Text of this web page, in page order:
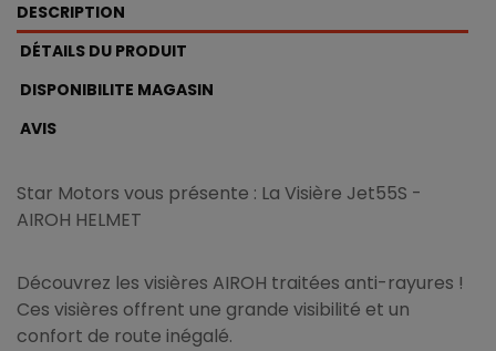
DESCRIPTION
DÉTAILS DU PRODUIT
DISPONIBILITE MAGASIN
AVIS
Star Motors vous présente : La Visière Jet55S -
AIROH HELMET
Découvrez les visières AIROH traitées anti-rayures !
Ces visières offrent une grande visibilité et un
confort de route inégalé.